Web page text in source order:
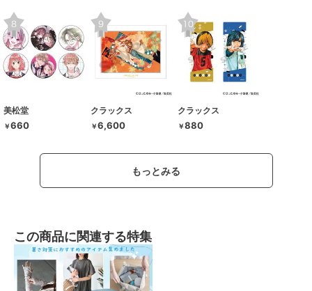
美松堂
￥660
クラックス
￥6,600
クラックス
￥880
もっとみる
この商品に関連する特集